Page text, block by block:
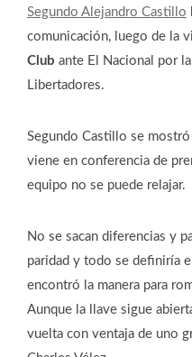
Segundo Alejandro Castillo
comunicación, luego de la
Club ante El Nacional por
Libertadores.
Segundo Castillo se
viene en conferencia de
equipo no se puede relajar.
No se sacan diferencias y
paridad y todo se definiría
encontró la manera para
Aunque la llave sigue
vuelta con ventaja de uno